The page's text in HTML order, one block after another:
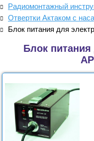
Радиомонтажный
Отвертки Актаком с
Блок питания для
Блок питания